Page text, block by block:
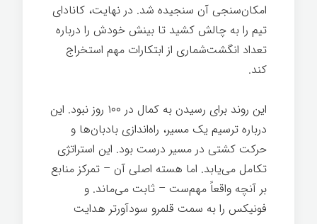
امکان‌سنجی آن سنجیده شد. در نهایت، کانادای
تیم را به چالش کشید تا بینش خودش را درباره
تعداد انگشت‌شماری از ابتکارات مهم استخراج
کند.
این روند برای رسیدن به کمال در ۱۰۰ روز نبود. این
درباره ترسیم یک مسیر، راه‌اندازی بادبان‌ها و
حرکت کشتی در مسیر درست بود. این استراتژی
تکامل می‌یابد. اما هسته اصلی آن – تمرکز منابع
بر آنچه واقعاً مهم‌ست – ثابت می‌ماند. و
فونیکس را به سمت قلمرو سودآورتر هدایت